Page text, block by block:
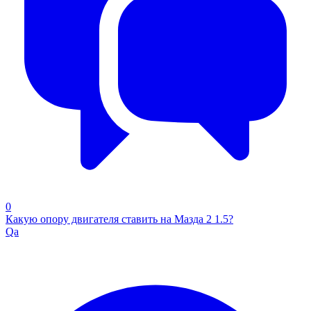
0
Какую опору двигателя ставить на Мазда 2 1.5?
Qa